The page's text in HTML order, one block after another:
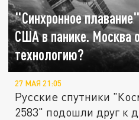
"Синхронное
США в панике. Москва
технологию?
27 МАЯ 21:05
Русские спутники
2583" подошли друг к